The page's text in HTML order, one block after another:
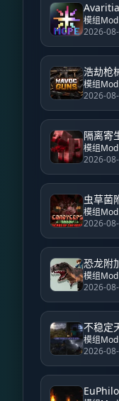
模组Mod
2026-
浩劫枪
模组Mod
2026-
隔离寄
模组Mod
2026-
虫草菌
模组Mod
2026-
恐龙附
模组Mod
2026-
不稳定
模组Mod
2026-